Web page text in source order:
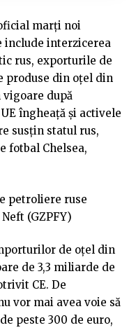
marți noi
include interzicerea
rus, exporturile de
produse din oțel din
vigoare după
îngheață și activele
susțin statul rus,
fotbal Chelsea,
petroliere ruse
(GZPFY)
de oțel din
de 3,3 miliarde de
CE. De
vor mai avea voie să
peste 300 de euro,